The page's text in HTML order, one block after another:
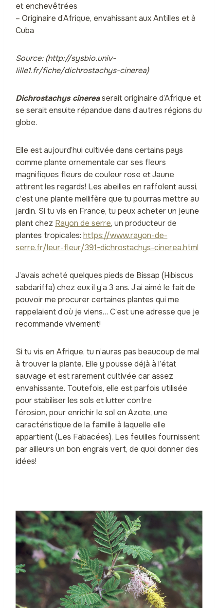
et enchevêtrées
– Originaire d’Afrique, envahissant aux Antilles et à
Cuba
Source: (http://sysbio.univ-
lille1.fr/fiche/dichrostachys-cinerea)
Dichrostachys cinereaserait originaire d’Afrique et
se serait ensuite répandue dans d’autres régions du
globe.
Elle est aujourd’hui cultivée dans certains pays
comme plante ornementale car ses fleurs
magnifiques fleurs de couleur rose et Jaune
attirent les regards! Les abeilles en raffolent aussi,
c’est une plante mellifère que tu pourras mettre au
jardin. Si tu vis en France, tu peux acheter un jeune
plant chez Rayon de serre, un producteur de
plantes tropicales: https://www.rayon-de-
serre.fr/leur-fleur/391-dichrostachys-cinerea.html
J’avais acheté quelques pieds de Bissap (Hibiscus
sabdariffa) chez eux il y’a 3 ans. J’ai aimé le fait de
pouvoir me procurer certaines plantes qui me
rappelaient d’où je viens… C’est une adresse que je
recommande vivement!
Si tu vis en Afrique, tu n’auras pas beaucoup de mal
à trouver la plante. Elle y pousse déjà à l’état
sauvage et est rarement cultivée car assez
envahissante. Toutefois, elle est parfois utilisée
pour stabiliser les sols et lutter contre
l’érosion, pour enrichir le sol en Azote, une
caractéristique de la famille à laquelle elle
appartient (Les Fabacées). Les feuilles fournissent
par ailleurs un bon engrais vert, de quoi donner des
idées!